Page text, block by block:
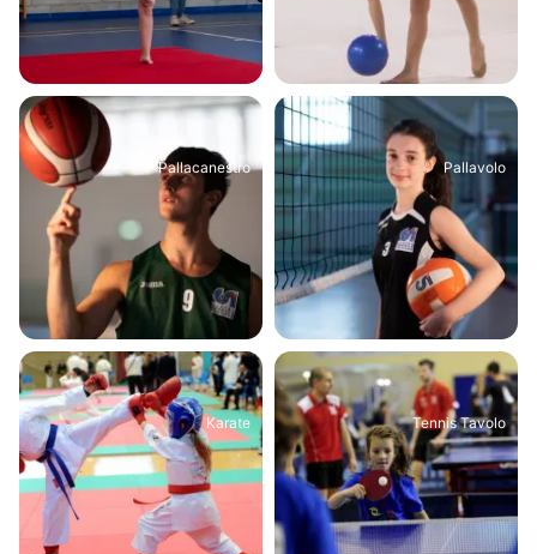
Pallacanestro Pallavolo
Karate Tennis Tavolo